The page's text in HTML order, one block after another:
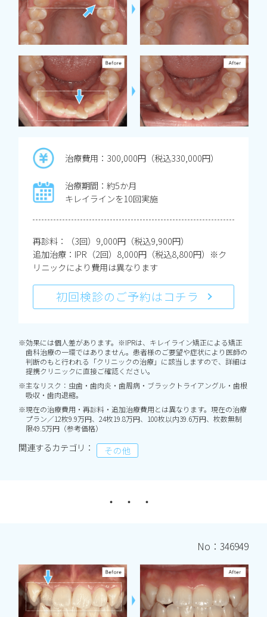
治療費用：300,000円（税込330,000円）
治療期間：約5か月
キレイラインを10回実施
再診料：（3回）9,000円（税込9,900円）
追加治療：IPR（2回）8,000円（税込8,800円）※ク
リニックにより費用は異なります
初回検診のご予約はコチラ
※効果には個人差があります。※IPRは、キレイライン矯正による矯正
歯科治療の一環ではありません。患者様のご要望や症状により医師の
判断のもと行われる「クリニックの治療」に該当しますので、詳細は
提携クリニックに直接ご確認ください。
※主なリスク：虫歯・歯肉炎・歯周病・ブラックトライアングル・歯根
吸収・歯肉退縮。
※現在の治療費用・再診料・追加治療費用とは異なります。現在の治療
プラン／12枚9.9万円、24枚19.8万円、100枚以内39.6万円、枚数無制
限49.5万円（参考価格）
関連するカテゴリ： その他
No：346949